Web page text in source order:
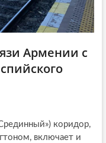
Армении с
коридор,
включает и